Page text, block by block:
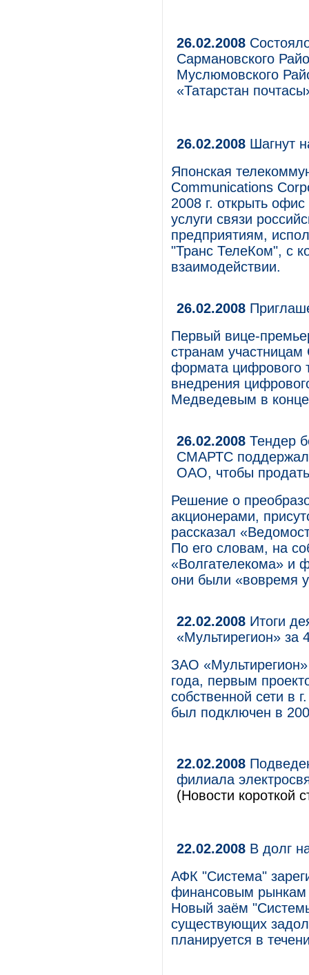
26.02.2008
Сармановского
Муслюмовского
«Татарстан
26.02.2008 Шагнут
Японская
Communications
2008 г. открыть
услуги связи
предприятиям,
"Транс ТелеКом", с
взаимодействии.
26.02.2008
Первый вице-
странам
формата цифрового
внедрения
Медведевым в конце
26.02.2008 Тендер
СМАРТС
ОАО, чтобы
Решение о
акционерами,
рассказал
По его словам, на
«Волгателекома»
они были «вовремя
22.02.2008 Итоги
«Мультирегион» за
ЗАО
года, первым
собственной сети в
был подключен в
22.02.2008
филиала
(Новости короткой
22.02.2008 В долг
АФК "Система"
финансовым рынкам
Новый заём
существующих
планируется в